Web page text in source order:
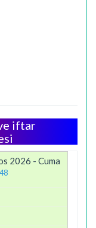
iftar
2026 - Cuma